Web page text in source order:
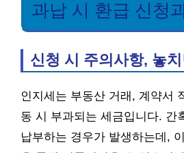
과납 시 환급 신청
신청 시 주의사항, 놓
인지세는 부동산 거래, 계약서
동 시 부과되는 세금입니다. 간
납부하는 경우가 발생하는데,